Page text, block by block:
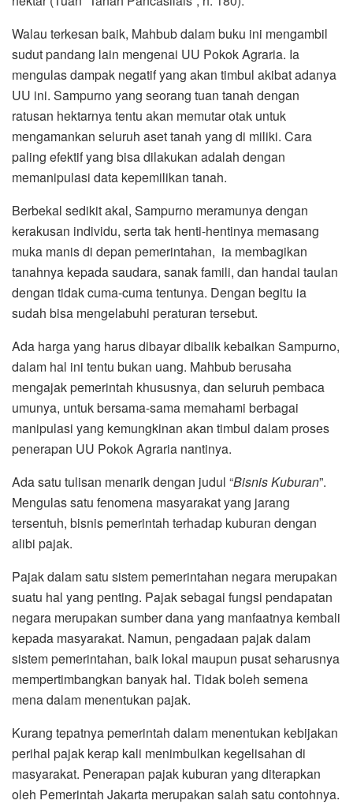
Walau terkesan baik, Mahbub dalam buku ini mengambil
sudut pandang lain mengenai UU Pokok Agraria. Ia
mengulas dampak negatif yang akan timbul akibat adanya
UU ini. Sampurno yang seorang tuan tanah dengan
ratusan hektarnya tentu akan memutar otak untuk
mengamankan seluruh aset tanah yang di miliki. Cara
paling efektif yang bisa dilakukan adalah dengan
memanipulasi data kepemilikan tanah.
Berbekal sedikit akal, Sampurno meramunya dengan
kerakusan individu, serta tak henti-hentinya memasang
muka manis di depan pemerintahan, ia membagikan
tanahnya kepada saudara, sanak famili, dan handai taulan
dengan tidak cuma-cuma tentunya. Dengan begitu ia
sudah bisa mengelabuhi peraturan tersebut.
Ada harga yang harus dibayar dibalik kebaikan Sampurno,
dalam hal ini tentu bukan uang. Mahbub berusaha
mengajak pemerintah khususnya, dan seluruh pembaca
umunya, untuk bersama-sama memahami berbagai
manipulasi yang kemungkinan akan timbul dalam proses
penerapan UU Pokok Agraria nantinya.
Ada satu tulisan menarik dengan judul “Bisnis Kuburan”.
Mengulas satu fenomena masyarakat yang jarang
tersentuh, bisnis pemerintah terhadap kuburan dengan
alibi pajak.
Pajak dalam satu sistem pemerintahan negara merupakan
suatu hal yang penting. Pajak sebagai fungsi pendapatan
negara merupakan sumber dana yang manfaatnya kembali
kepada masyarakat. Namun, pengadaan pajak dalam
sistem pemerintahan, baik lokal maupun pusat seharusnya
mempertimbangkan banyak hal. Tidak boleh semena
mena dalam menentukan pajak.
Kurang tepatnya pemerintah dalam menentukan kebijakan
perihal pajak kerap kali menimbulkan kegelisahan di
masyarakat. Penerapan pajak kuburan yang diterapkan
oleh Pemerintah Jakarta merupakan salah satu contohnya.